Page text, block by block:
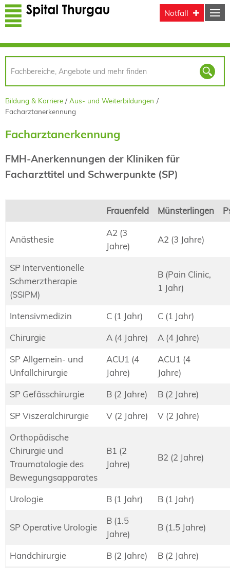
Direkt zum Inhalt
Notfall
Bildung & Karriere
Aus- und Weiterbildungen
Facharztanerkennung
Facharztanerkennung
FMH-Anerkennungen der Kliniken für
Facharzttitel und Schwerpunkte (SP)
Frauenfeld Münsterlingen
Anästhesie
A2 (3
Jahre)
A2 (3 Jahre)
SP Interventionelle
Schmerztherapie
(SSIPM)
B (Pain Clinic,
1 Jahr)
Intensivmedizin C (1 Jahr)
C (1 Jahr)
Chirurgie
A (4 Jahre)
A (4 Jahre)
SP Allgemein- und
Unfallchirurgie
ACU1 (4
Jahre)
ACU1 (4
Jahre)
SP Gefässchirurgie
B (2 Jahre)
B (2 Jahre)
SP Viszeralchirurgie
V (2 Jahre)
V (2 Jahre)
Orthopädische
Chirurgie und
Traumatologie des
Bewegungsapparates
B1 (2
Jahre)
B2 (2 Jahre)
Urologie B (1 Jahr) B (1 Jahr)
SP Operative Urologie
B (1.5
Jahre)
B (1.5 Jahre)
Handchirurgie B (2 Jahre)
B (2 Jahre)